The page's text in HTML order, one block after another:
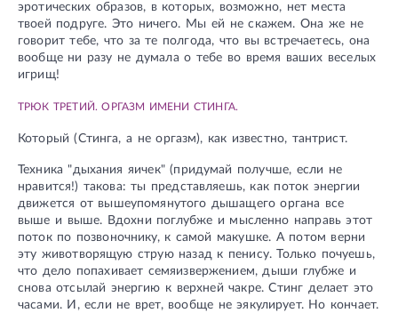
эротических образов, в которых, возможно, нет места
твоей подруге. Это ничего. Мы ей не скажем. Она же не
говорит тебе, что за те полгода, что вы встречаетесь, она
вообще ни разу не думала о тебе во время ваших веселых
игрищ!
ТРЮК ТРЕТИЙ. ОРГАЗМ ИМЕНИ СТИНГА.
Который (Стинга, а не оргазм), как известно, тантрист.
Техника "дыхания яичек" (придумай получше, если не
нравится!) такова: ты представляешь, как поток энергии
движется от вышеупомянутого дышащего органа все
выше и выше. Вдохни поглубже и мысленно направь этот
поток по позвоночнику, к самой макушке. А потом верни
эту животворящую струю назад к пенису. Только почуешь,
что дело попахивает семяизвержением, дыши глубже и
снова отсылай энергию к верхней чакре. Стинг делает это
часами. И, если не врет, вообще не эякулирует. Но кончает.